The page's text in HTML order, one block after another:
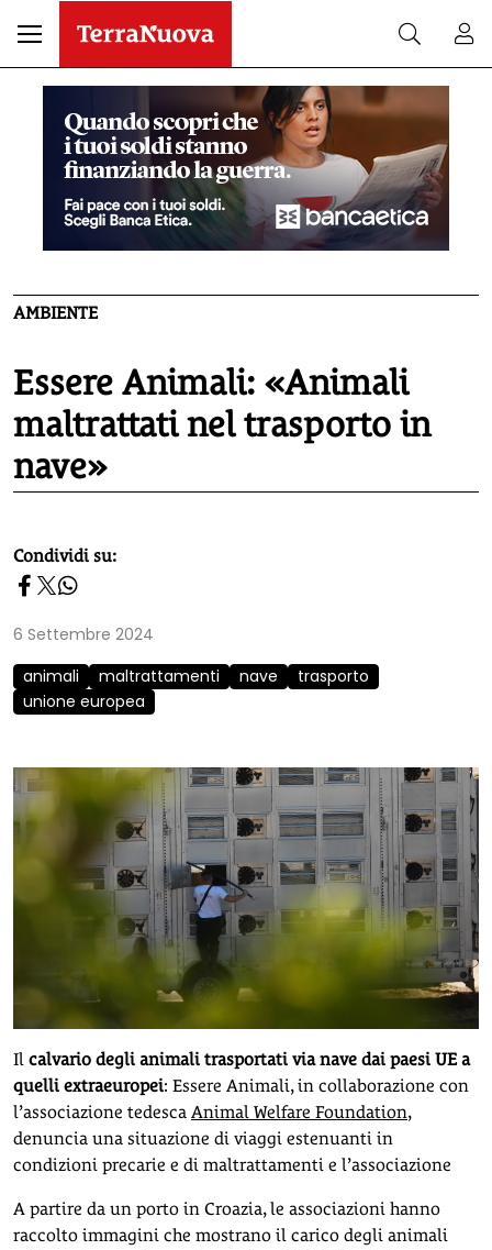
AMBIENTE
Essere Animali: «Animali
maltrattati nel trasporto in
nave»
homepage h2
Condividi su:
6 Settembre 2024
animali
maltrattamenti nave
trasporto
unione europea
Il calvario degli animali trasportati via nave dai paesi UE a
quelli extraeuropei: Essere Animali, in collaborazione con
l’associazione tedesca Animal Welfare Foundation,
denuncia una situazione di viaggi estenuanti in
condizioni precarie e di maltrattamenti e l’associazione
A partire da un porto in Croazia, le associazioni hanno
raccolto immagini che mostrano il carico degli animali